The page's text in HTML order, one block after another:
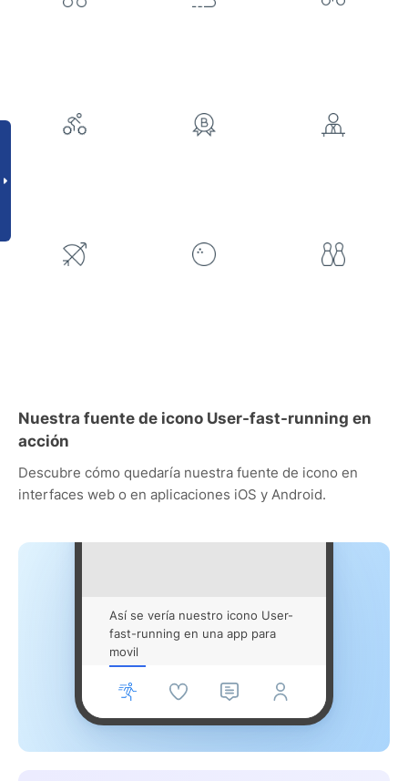
Nuestra fuente de icono User-fast-running en
acción
Descubre cómo quedaría nuestra fuente de icono en
interfaces web o en aplicaciones iOS y Android.
Así se vería nuestro icono User-
fast-running en una app para
movil